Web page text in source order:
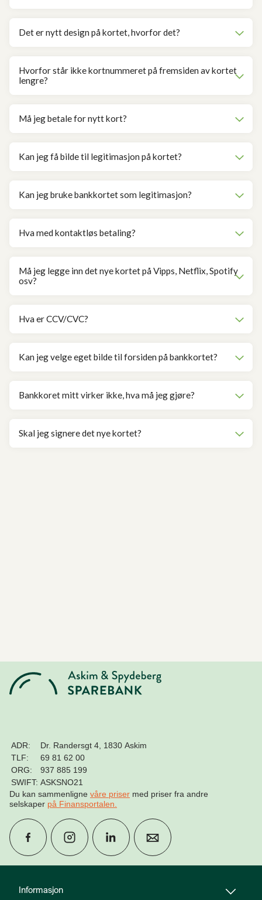
Det er nytt design på kortet, hvorfor det?
Hvorfor står ikke kortnummeret på fremsiden av kortet
lengre?
Må jeg betale for nytt kort?
Kan jeg få bilde til legitimasjon på kortet?
Kan jeg bruke bankkortet som legitimasjon?
Hva med kontaktløs betaling?
Må jeg legge inn det nye kortet på Vipps, Netflix, Spotify
osv?
Hva er CCV/CVC?
Kan jeg velge eget bilde til forsiden på bankkortet?
Bankkoret mitt virker ikke, hva må jeg gjøre?
Skal jeg signere det nye kortet?
Informasjon
ADR:
Dr. Randersgt 4, 1830 Askim
TLF:
69 81 62 00
ORG:
937 885 199
SWIFT: ASKSNO21
Du kan sammenligne våre priser med priser fra andre
selskaper på Finansportalen